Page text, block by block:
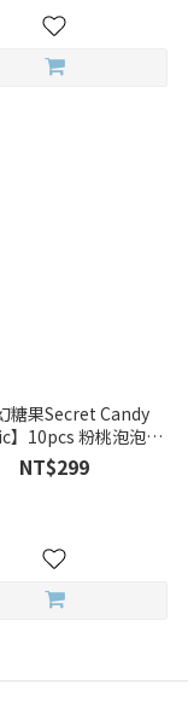
糖果Secret Candy
】10pcs 粉桃泡泡
Pink 彩色日拋
NT$299